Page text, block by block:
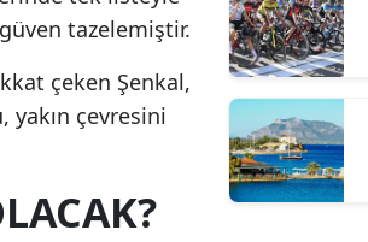
tazelemiştir.
çeken Şenkal,
yakın çevresini